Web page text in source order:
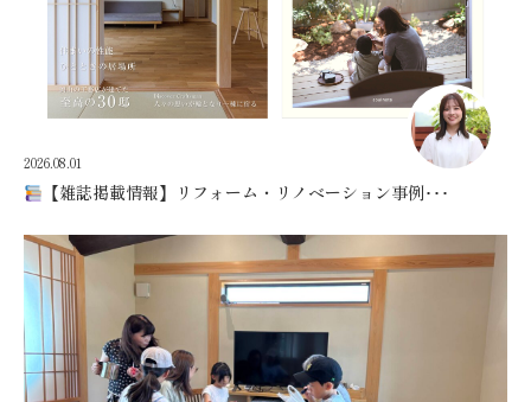
2026.08.01
【雑誌掲載情報】リフォーム・リノベーション事例･･･